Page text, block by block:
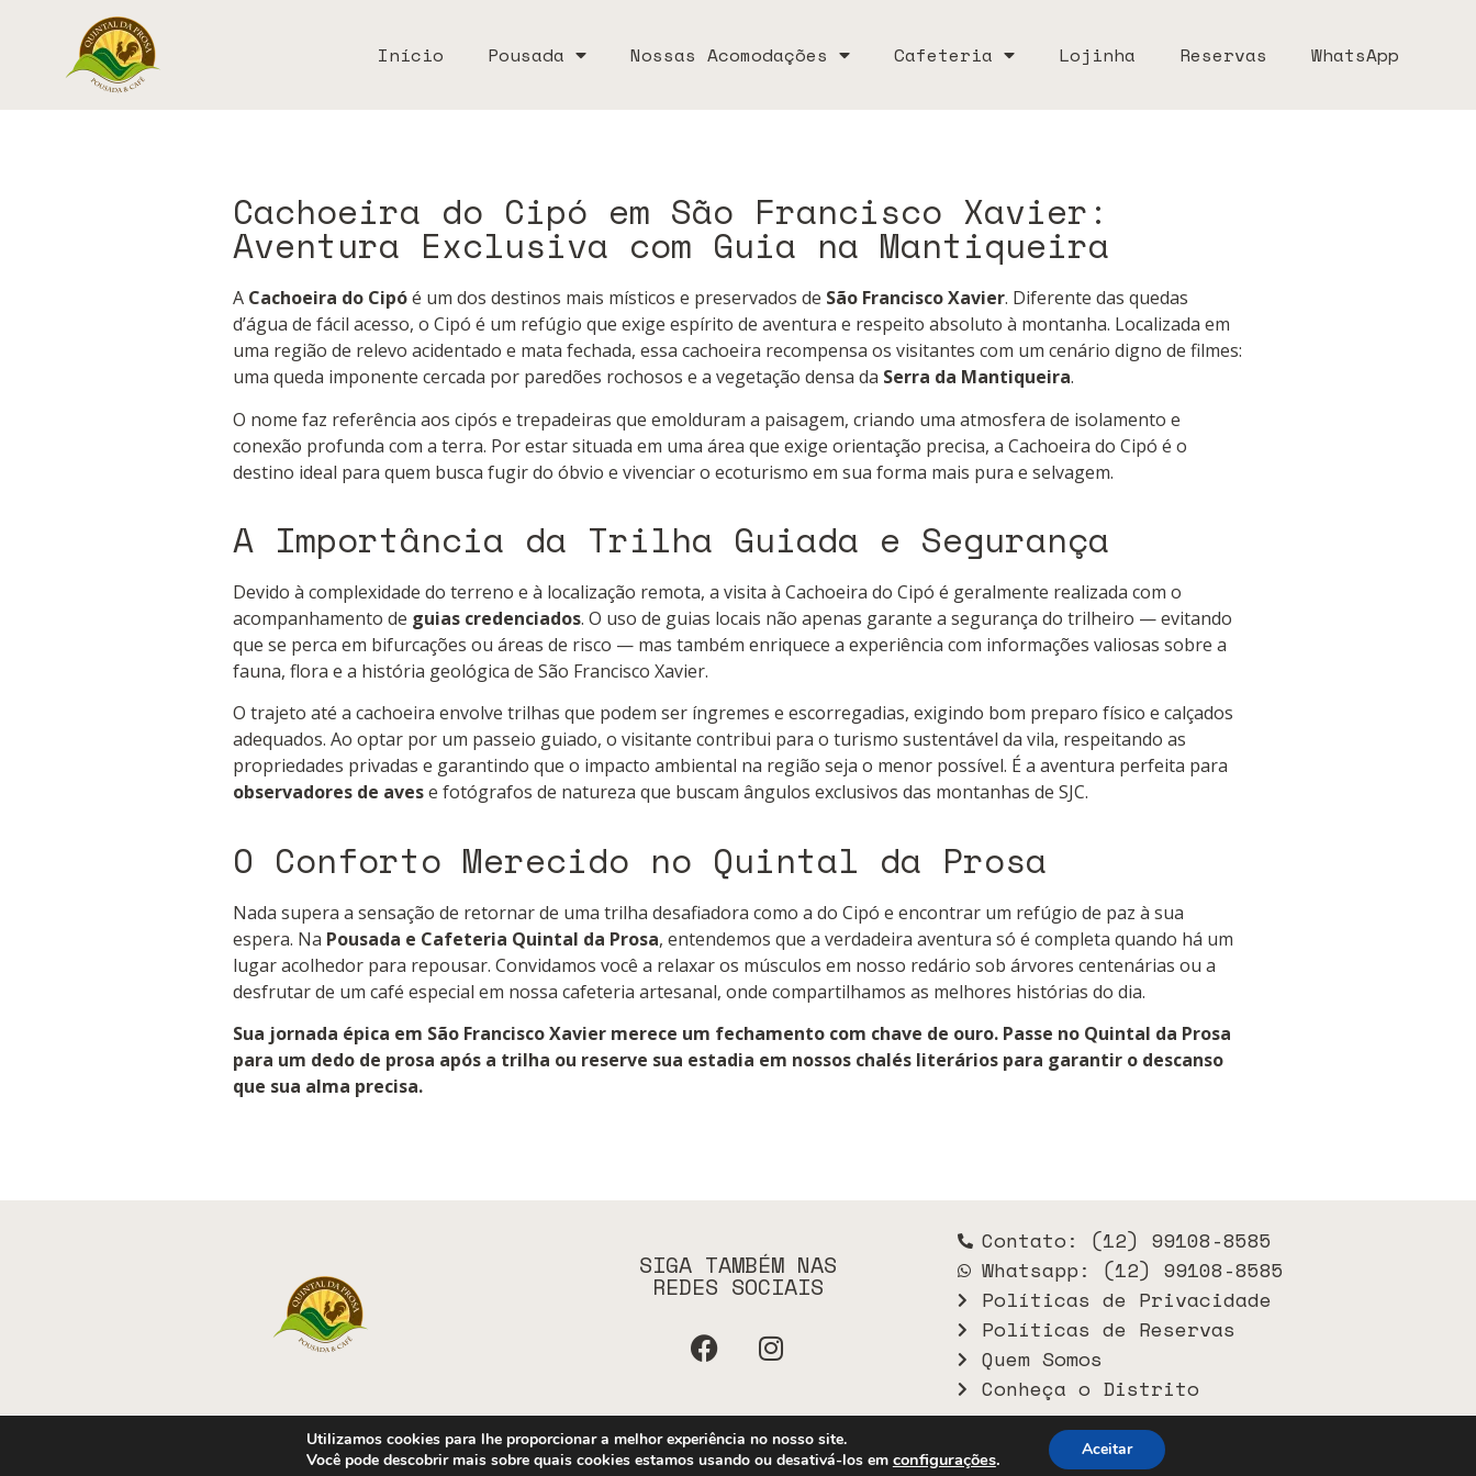
Início Pousada Nossas Acomodações Cafeteria Lojinha Reservas WhatsApp
Cachoeira do Cipó em São Francisco Xavier:
Aventura Exclusiva com Guia na Mantiqueira
A Cachoeira do Cipóé um dos destinos mais místicos e preservados de São Francisco Xavier. Diferente das quedas
d’água de fácil acesso, o Cipó é um refúgio que exige espírito de aventura e respeito absoluto à montanha. Localizada em
uma região de relevo acidentado e mata fechada, essa cachoeira recompensa os visitantes com um cenário digno de filmes:
uma queda imponente cercada por paredões rochosos e a vegetação densa da Serra da Mantiqueira.
O nome faz referência aos cipós e trepadeiras que emolduram a paisagem, criando uma atmosfera de isolamento e
conexão profunda com a terra. Por estar situada em uma área que exige orientação precisa, a Cachoeira do Cipó é o
destino ideal para quem busca fugir do óbvio e vivenciar o ecoturismo em sua forma mais pura e selvagem.
A Importância da Trilha Guiada e Segurança
Devido à complexidade do terreno e à localização remota, a visita à Cachoeira do Cipó é geralmente realizada com o
acompanhamento de guias credenciados. O uso de guias locais não apenas garante a segurança do trilheiro — evitando
que se perca em bifurcações ou áreas de risco — mas também enriquece a experiência com informações valiosas sobre a
fauna, flora e a história geológica de São Francisco Xavier.
O trajeto até a cachoeira envolve trilhas que podem ser íngremes e escorregadias, exigindo bom preparo físico e calçados
adequados. Ao optar por um passeio guiado, o visitante contribui para o turismo sustentável da vila, respeitando as
propriedades privadas e garantindo que o impacto ambiental na região seja o menor possível. É a aventura perfeita para
observadores de avese fotógrafos de natureza que buscam ângulos exclusivos das montanhas de SJC.
O Conforto Merecido no Quintal da Prosa
Nada supera a sensação de retornar de uma trilha desafiadora como a do Cipó e encontrar um refúgio de paz à sua
espera. Na Pousada e Cafeteria Quintal da Prosa, entendemos que a verdadeira aventura só é completa quando há um
lugar acolhedor para repousar. Convidamos você a relaxar os músculos em nosso redário sob árvores centenárias ou a
desfrutar de um café especial em nossa cafeteria artesanal, onde compartilhamos as melhores histórias do dia.
Sua jornada épica em São Francisco Xavier merece um fechamento com chave de ouro. Passe no Quintal da Prosa
para um dedo de prosa após a trilha ou reserve sua estadia em nossos chalés literários para garantir o descanso
que sua alma precisa.
SIGA TAMBÉM NAS
REDES SOCIAIS
Contato: (12) 99108-8585
Whatsapp: (12) 99108-8585
Políticas de Privacidade
Políticas de Reservas
Quem Somos
Conheça o Distrito
© Quintal da Prosa 2026 – todos os direitos reservados | Criado por
Utilizamos cookies para lhe proporcionar a melhor experiência no nosso site.
Você pode descobrir mais sobre quais cookies estamos usando ou desativá-los em configurações. Aceitar